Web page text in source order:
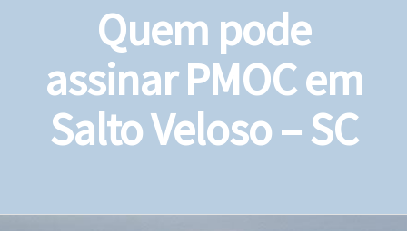
Quem pode
assinar PMOC em
Salto Veloso – SC